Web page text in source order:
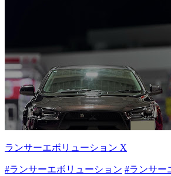
ランサーエボリューション X
#ランサーエボリューション #ランサー